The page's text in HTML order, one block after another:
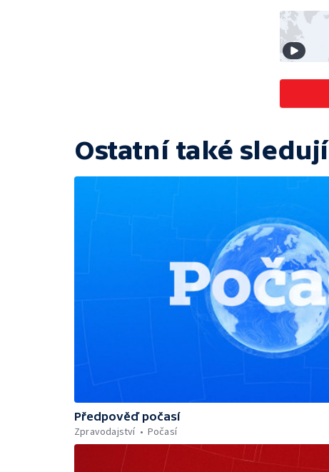
Ostatní také sledují
Předpověď počasí
Zpravodajství
Počasí